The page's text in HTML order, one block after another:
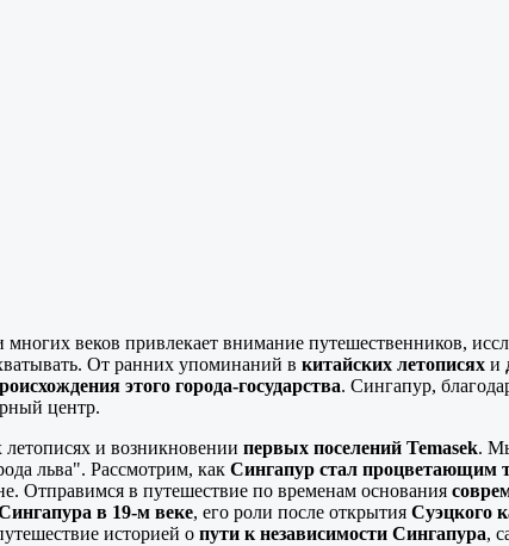
веков привлекает внимание путешественников,
От ранних упоминаний в китайских летописях и
этого города-государства. Сингапур,
центр.
летописях и возникновении первых поселений Temasek.
льва". Рассмотрим, как Сингапур стал процветающим
Отправимся в путешествие по временам основания
в 19-м веке, его роли после открытия Суэцкого
историей о пути к независимости Сингапура,